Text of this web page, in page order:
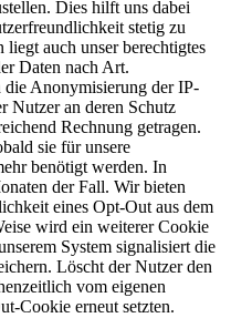
Dies hilft uns dabei
stetig zu
auch unser berechtigtes
Daten nach Art.
Anonymisierung der IP-
Nutzer an deren Schutz
Rechnung getragen.
sie für unsere
benötigt werden. In
der Fall. Wir bieten
eines Opt-Out aus dem
wird ein weiterer Cookie
System signalisiert die
Löscht der Nutzer den
vom eigenen
Cookie erneut setzten.